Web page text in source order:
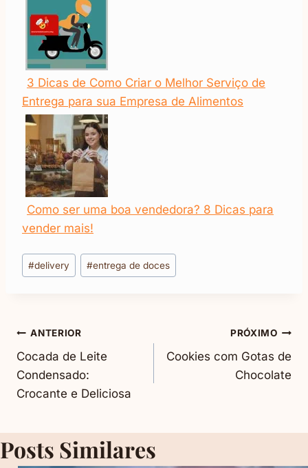
3 Dicas de Como Criar o Melhor Serviço de
Entrega para sua Empresa de Alimentos
Como ser uma boa vendedora? 8 Dicas para
vender mais!
Tags
do
#delivery #entrega de doces
Navegação
De
Post
ANTERIOR
Cocada de Leite
Condensado:
Crocante e Deliciosa
PRÓXIMO
Cookies com Gotas de
Chocolate
Posts Similares